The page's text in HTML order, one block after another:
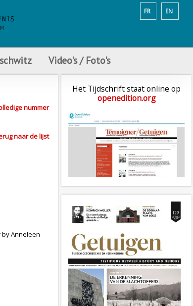
EN
FR
Video's / Foto's
nummer
naar de lijst
Anneleen
Het Tijdschrift staat online op
openedition.org